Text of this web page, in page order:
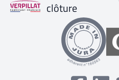
clôture